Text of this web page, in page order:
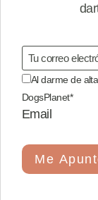
Al darme de
DogsPlanet*
Email
Me